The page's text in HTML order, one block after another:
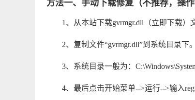
方法一、手动下载修复（不推荐，操作
1、从本站下载gvrmgr.dll（立即下载）
2、复制文件“gvrmgr.dll”到系统目录下。
3、系统目录一般为：
4、最后点击开始菜单-->运行-->输入